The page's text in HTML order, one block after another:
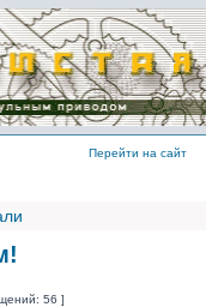
Перейти на сайт
56 ]